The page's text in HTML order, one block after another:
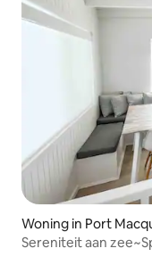
Woning in Port
Sereniteit aan